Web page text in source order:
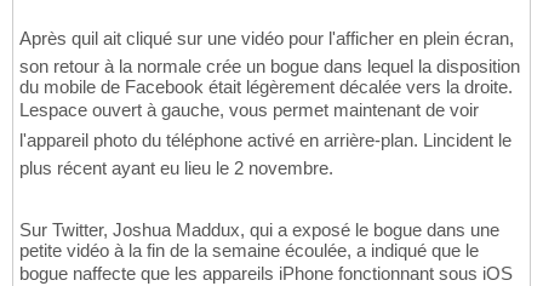
Après quil ait cliqué sur une vidéo pour l'afficher en plein écran,
son retour à la normale crée un bogue dans lequel la disposition
du mobile de Facebook était légèrement décalée vers la droite.
Lespace ouvert à gauche, vous permet maintenant de voir
l'appareil photo du téléphone activé en arrière-plan. Lincident le
plus récent ayant eu lieu le 2 novembre.
Sur Twitter, Joshua Maddux, qui a exposé le bogue dans une
petite vidéo à la fin de la semaine écoulée, a indiqué que le
bogue naffecte que les appareils iPhone fonctionnant sous iOS